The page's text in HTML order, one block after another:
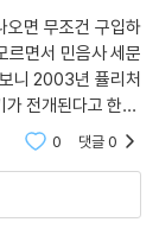
낄 법한 감정이었
정. 여기가 우리
지 못했던 이민 1
회에 동화되고 중
에서 태어나 선조의
접적인 관계가 없
한 미국 시민이 되
오면 무조건 구입하
르면서 민음사 세문
니 2003년 퓰리처
전개된다고 한다.
고, 특히 성 정체성
0 댓글0